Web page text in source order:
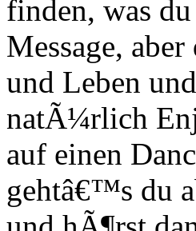
finden, was
Message,
und Leben
natÃ¼rlich
auf einen
gehtâ€™s du